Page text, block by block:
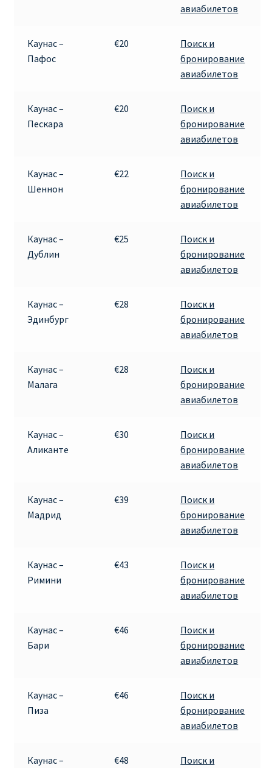
авиабилетов
Каунас –
Пафос
€20
Поиск и
бронирование
авиабилетов
Каунас –
Пескара
€20
Поиск и
бронирование
авиабилетов
Каунас –
Шеннон
€22
Поиск и
бронирование
авиабилетов
Каунас –
Дублин
€25
Поиск и
бронирование
авиабилетов
Каунас –
Эдинбург
€28
Поиск и
бронирование
авиабилетов
Каунас –
Малага
€28
Поиск и
бронирование
авиабилетов
Каунас –
Аликанте
€30
Поиск и
бронирование
авиабилетов
Каунас –
Мадрид
€39
Поиск и
бронирование
авиабилетов
Каунас –
Римини
€43
Поиск и
бронирование
авиабилетов
Каунас –
Бари
€46
Поиск и
бронирование
авиабилетов
Каунас –
Пиза
€46
Поиск и
бронирование
авиабилетов
Каунас –
€48
Поиск и